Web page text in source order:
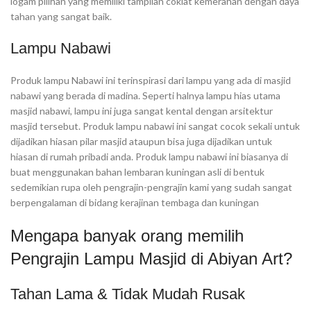
tahan yang sangat baik.
Lampu Nabawi
Produk lampu Nabawi ini terinspirasi dari lampu yang ada di masjid
nabawi yang berada di madina. Seperti halnya lampu hias utama
masjid nabawi, lampu ini juga sangat kental dengan arsitektur
masjid tersebut. Produk lampu nabawi ini sangat cocok sekali untuk
dijadikan hiasan pilar masjid ataupun bisa juga dijadikan untuk
hiasan di rumah pribadi anda. Produk lampu nabawi ini biasanya di
buat menggunakan bahan lembaran kuningan asli di bentuk
sedemikian rupa oleh pengrajin-pengrajin kami yang sudah sangat
berpengalaman di bidang kerajinan tembaga dan kuningan
Mengapa banyak orang memilih
Pengrajin Lampu Masjid di Abiyan Art?
Tahan Lama & Tidak Mudah Rusak